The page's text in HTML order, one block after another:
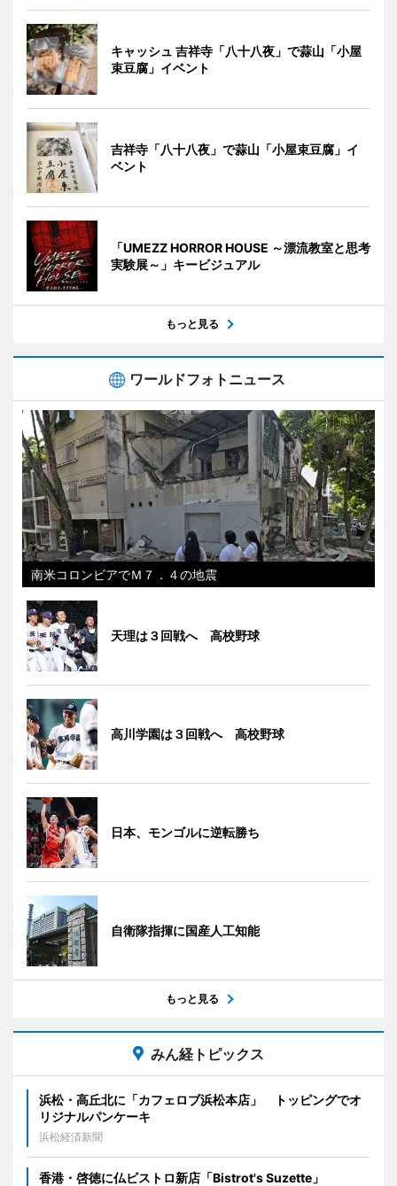
キャッシュ 吉祥寺「八十八夜」で蒜山「小屋
束豆腐」イベント
吉祥寺「八十八夜」で蒜山「小屋束豆腐」イ
ベント
「UMEZZ HORROR HOUSE ～漂流教室と思考
実験展～」キービジュアル
もっと見る
ワールドフォトニュース
南米コロンビアでＭ７．４の地震
天理は３回戦へ 高校野球
高川学園は３回戦へ 高校野球
日本、モンゴルに逆転勝ち
自衛隊指揮に国産人工知能
もっと見る
みん経トピックス
浜松・高丘北に「カフェロブ浜松本店」 トッピングでオ
リジナルパンケーキ
浜松経済新聞
香港・啓徳に仏ビストロ新店「Bistrot's Suzette」